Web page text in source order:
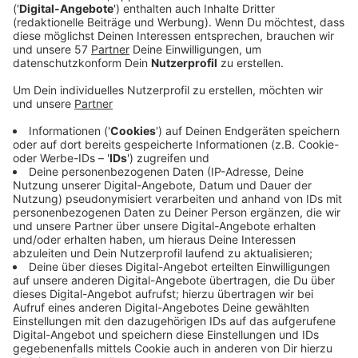
BeiSaint Gobain in Herzogenrath wird zum Ende des
Jahres die Glasproduktion in der Schmelzwanne
eingestellt.
Fadavian in den sozialen Medien mitgeteilt.
Betroffen sind rund 125 Mitarbeiter.
Die Glasproduktion auf dem Weltmarkt sei schwierig
geworden, so Fadavian, auch wegen einer geringeren
Nachfrage durch die Automobilbranche.
Er will sich für die betroffenen Mitarbeiter einsetzen,
hofft auf einen fairen Sozialplan und dass die
Auswirkungen so gering wie möglich ausfallen werden.
Anzeige